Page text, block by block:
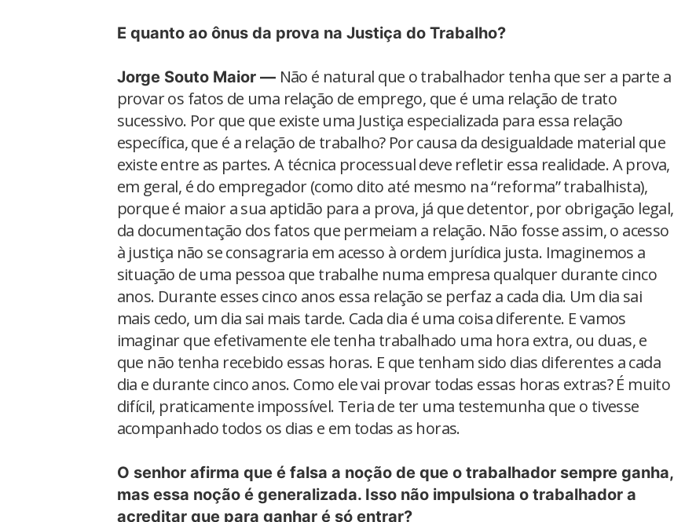
E quanto ao ônus da prova na Justiça do Trabalho?
Jorge Souto Maior — Não é natural que o trabalhador tenha que ser a parte a
provar os fatos de uma relação de emprego, que é uma relação de trato
sucessivo. Por que que existe uma Justiça especializada para essa relação
específica, que é a relação de trabalho? Por causa da desigualdade material que
existe entre as partes. A técnica processual deve refletir essa realidade. A prova,
em geral, é do empregador (como dito até mesmo na “reforma” trabalhista),
porque é maior a sua aptidão para a prova, já que detentor, por obrigação legal,
da documentação dos fatos que permeiam a relação. Não fosse assim, o acesso
à justiça não se consagraria em acesso à ordem jurídica justa. Imaginemos a
situação de uma pessoa que trabalhe numa empresa qualquer durante cinco
anos. Durante esses cinco anos essa relação se perfaz a cada dia. Um dia sai
mais cedo, um dia sai mais tarde. Cada dia é uma coisa diferente. E vamos
imaginar que efetivamente ele tenha trabalhado uma hora extra, ou duas, e
que não tenha recebido essas horas. E que tenham sido dias diferentes a cada
dia e durante cinco anos. Como ele vai provar todas essas horas extras? É muito
difícil, praticamente impossível. Teria de ter uma testemunha que o tivesse
acompanhado todos os dias e em todas as horas.
O senhor afirma que é falsa a noção de que o trabalhador sempre ganha,
mas essa noção é generalizada. Isso não impulsiona o trabalhador a
acreditar que para ganhar é só entrar?